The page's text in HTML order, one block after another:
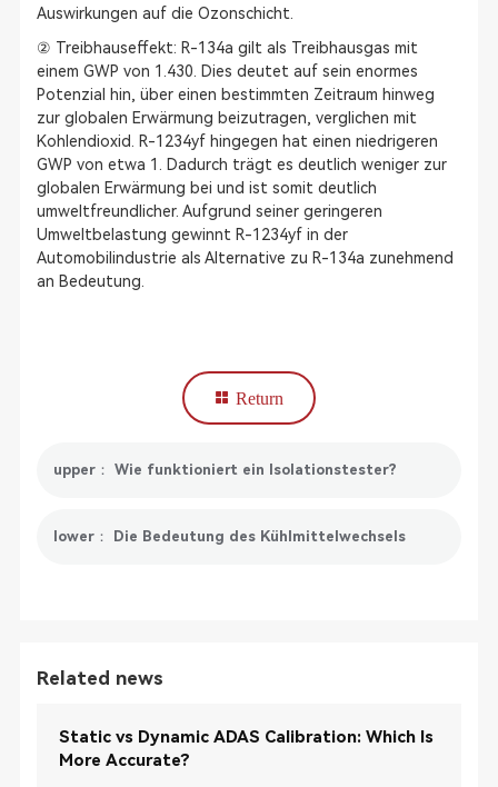
Auswirkungen auf die Ozonschicht.
② Treibhauseffekt: R-134a gilt als Treibhausgas mit
einem GWP von 1.430. Dies deutet auf sein enormes
Potenzial hin, über einen bestimmten Zeitraum hinweg
zur globalen Erwärmung beizutragen, verglichen mit
Kohlendioxid. R-1234yf hingegen hat einen niedrigeren
GWP von etwa 1. Dadurch trägt es deutlich weniger zur
globalen Erwärmung bei und ist somit deutlich
umweltfreundlicher. Aufgrund seiner geringeren
Umweltbelastung gewinnt R-1234yf in der
Automobilindustrie als Alternative zu R-134a zunehmend
an Bedeutung.
Return
upper： Wie funktioniert ein Isolationstester?
lower： Die Bedeutung des Kühlmittelwechsels
Related news
Static vs Dynamic ADAS Calibration: Which Is
More Accurate?